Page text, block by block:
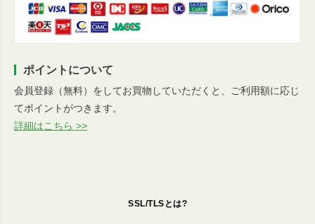
ポイントについて
会員登録（無料）をしてお買物していただくと、ご利用額に応じ
てポイントがつきます。
詳細はこちら >>
SSL/TLSとは?